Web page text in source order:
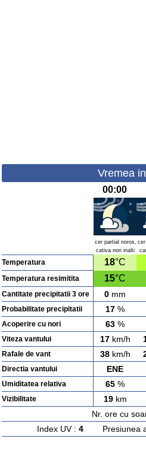
Vremea
00:00
cer partial noros,
cativa nori inalti
Temperatura 18°C
Temperatura resimitita 15°C
Cantitate precipitatii 3 ore 0 mm
Probabilitate precipitatii 17 %
Acoperire cu nori 63 %
Viteza vantului 17km/h
Rafale de vant 38km/h
Directia vantului ENE
Umiditatea relativa 65 %
Vizibilitate 19km
Nr. ore cu
Index UV : 4Presiunea